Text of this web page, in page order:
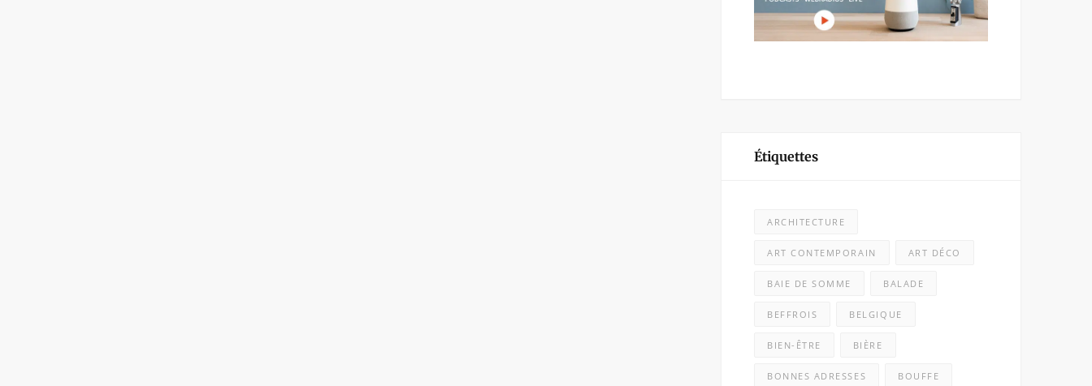
Étiquettes
ARCHITECTURE
ART CONTEMPORAIN ART DÉCO
BAIE DE SOMME BALADE
BEFFROIS BELGIQUE
BIEN-ÊTRE BIÈRE
BONNES ADRESSES BOUFFE